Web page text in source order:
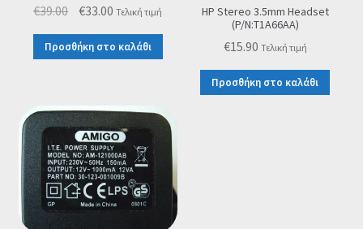
€39.00 Original
was:
€33.00 Η
τιμή
Τελική τιμή
Προσθήκη στο καλάθι
HP Stereo 3.5mm Headset
(P/N:T1A66AA)
€15.90 Τελική τιμή
Προσθήκη στο καλάθι